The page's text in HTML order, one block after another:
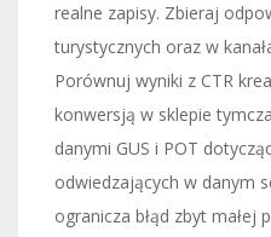
realne zapisy. Zbieraj
turystycznych oraz w
Porównuj wyniki z CTR
konwersją w sklepie
danymi GUS i POT
odwiedzających w danym
ogranicza błąd zbyt małej